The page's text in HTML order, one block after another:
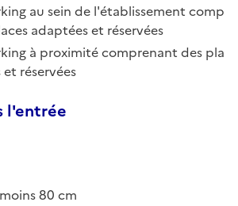
au sein de l'établissement comp
adaptées et réservées
à proximité comprenant des pla
réservées
l'entrée
80 cm